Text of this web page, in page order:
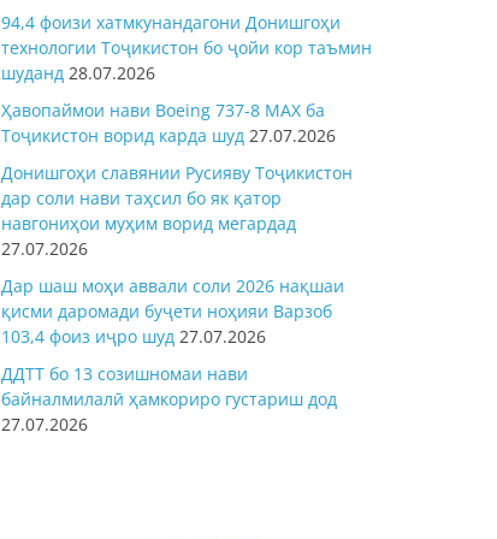
94,4 фоизи хатмкунандагони Донишгоҳи
технологии Тоҷикистон бо ҷойи кор таъмин
шуданд 28.07.2026
Ҳавопаймои нави Boeing 737-8 MAX ба
Тоҷикистон ворид карда шуд 27.07.2026
Донишгоҳи славянии Русияву Тоҷикистон
дар соли нави таҳсил бо як қатор
навгониҳои муҳим ворид мегардад
27.07.2026
Дар шаш моҳи аввали соли 2026 нақшаи
қисми даромади буҷети ноҳияи Варзоб
103,4 фоиз иҷро шуд 27.07.2026
ДДТТ бо 13 созишномаи нави
байналмилалӣ ҳамкориро густариш дод
27.07.2026